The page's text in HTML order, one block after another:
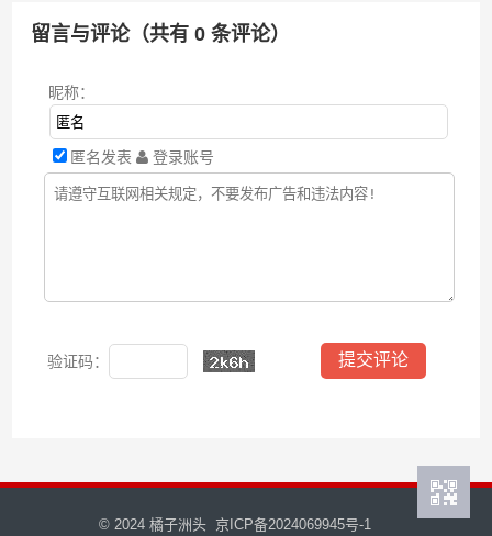
留言与评论（共有0 条评论）
昵称：
匿名发表 登录账号
验证码：
© 2024 橘子洲头 京ICP备2024069945号-1